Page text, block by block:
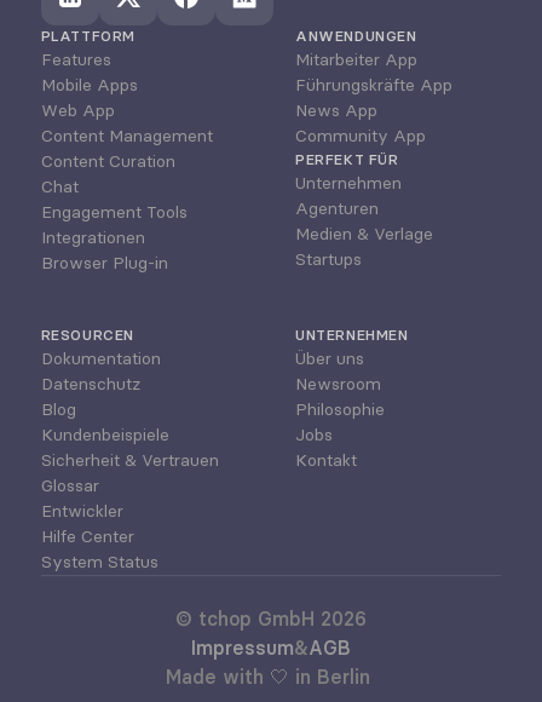
PLATTFORM
Features
Mobile Apps
Web App
Content Management
Content Curation
Chat
Engagement Tools
Integrationen
Browser Plug-in
ANWENDUNGEN
Mitarbeiter App
Führungskräfte App
News App
Community App
PERFEKT FÜR
Unternehmen
Agenturen
Medien & Verlage
Startups
RESOURCEN
Dokumentation
Datenschutz
Blog
Kundenbeispiele
Sicherheit & Vertrauen
Glossar
Entwickler
Hilfe Center
System Status
UNTERNEHMEN
Über uns
Newsroom
Philosophie
Jobs
Kontakt
© tchop GmbH 2026
Impressum&AGB
Made with 🤍 in Berlin